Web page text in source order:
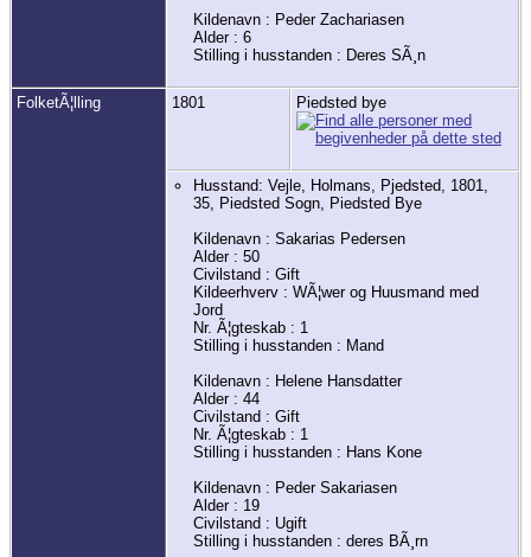
Kildenavn : Peder Zachariasen
Alder : 6
Stilling i husstanden : Deres SÃ¸n
FolketÃ¦lling 1801 Piedsted bye
Husstand: Vejle, Holmans, Pjedsted, 1801,
35, Piedsted Sogn, Piedsted Bye
Kildenavn : Sakarias Pedersen
Alder : 50
Civilstand : Gift
Kildeerhverv : WÃ¦wer og Huusmand med
Jord
Nr. Ã¦gteskab : 1
Stilling i husstanden : Mand
Kildenavn : Helene Hansdatter
Alder : 44
Civilstand : Gift
Nr. Ã¦gteskab : 1
Stilling i husstanden : Hans Kone
Kildenavn : Peder Sakariasen
Alder : 19
Civilstand : Ugift
Stilling i husstanden : deres BÃ¸rn